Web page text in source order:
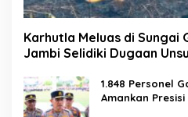
Karhutla Meluas di Sungai
Jambi Selidiki Dugaan
1.848 Personel
Amankan